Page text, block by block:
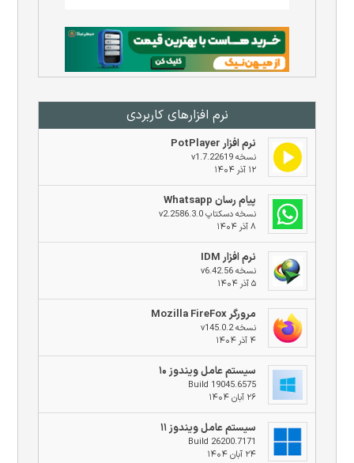
نرم افزار‌های کاربردی
نرم افزار PotPlayer
نسخه v1.7.22619
۱۲ آذر ۱۴۰۴
پیام رسان Whatsapp
نسخه دسکتاپ v2.2586.3.0
۸ آذر ۱۴۰۴
نرم افزار IDM
نسخه v6.42.56
۵ آذر ۱۴۰۴
مرورگر Mozilla FireFox
نسخه v145.0.2
۴ آذر ۱۴۰۴
سیستم عامل ویندوز ۱۰
Build 19045.6575
۲۶ آبان ۱۴۰۴
سیستم عامل ویندوز ۱۱
Build 26200.7171
۲۴ آبان ۱۴۰۴